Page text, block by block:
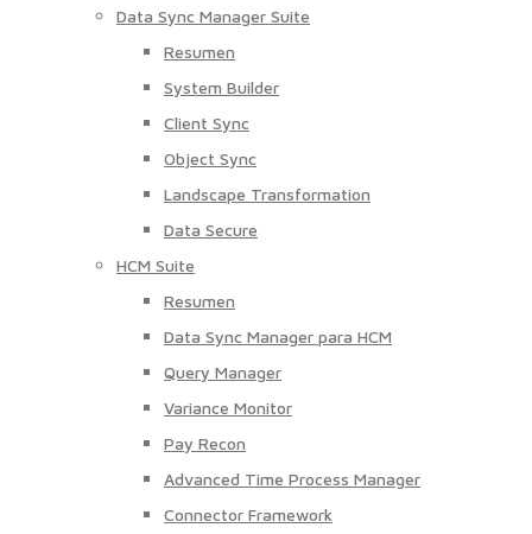
Data Sync Manager Suite
Resumen
System Builder
Client Sync
Object Sync
Landscape Transformation
Data Secure
HCM Suite
Resumen
Data Sync Manager para HCM
Query Manager
Variance Monitor
Pay Recon
Advanced Time Process Manager
Connector Framework